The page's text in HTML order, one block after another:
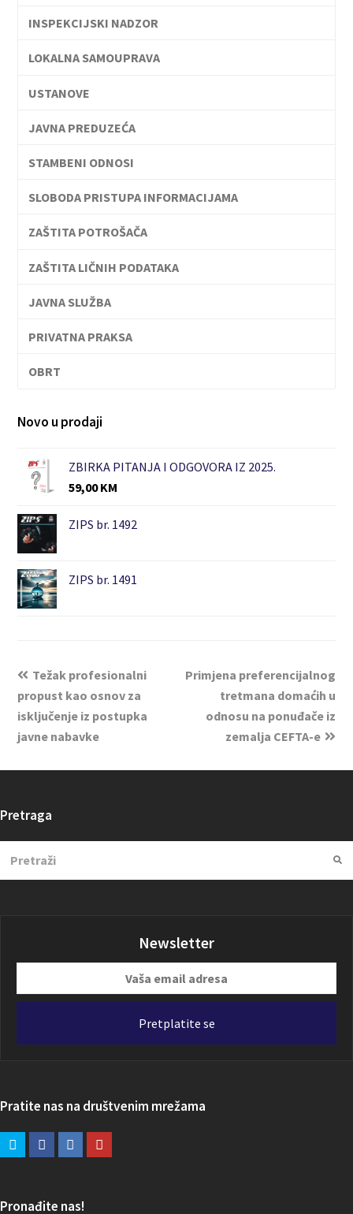
INSPEKCIJSKI NADZOR
LOKALNA SAMOUPRAVA
USTANOVE
JAVNA PREDUZEĆA
STAMBENI ODNOSI
SLOBODA PRISTUPA INFORMACIJAMA
ZAŠTITA POTROŠAČA
ZAŠTITA LIČNIH PODATAKA
JAVNA SLUŽBA
PRIVATNA PRAKSA
OBRT
Novo u prodaji
ZBIRKA PITANJA I ODGOVORA IZ 2025.
59,00KM
ZIPS br. 1492
ZIPS br. 1491
Težak profesionalni
propust kao osnov za
isključenje iz postupka
javne nabavke
Primjena preferencijalnog
tretmana domaćih u
odnosu na ponuđače iz
zemalja CEFTA-e
Pretraga
Newsletter
email
Pretplatite se
Pratite nas na društvenim mrežama
Pronađite nas!